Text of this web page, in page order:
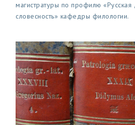
магистратуры по профилю «Русская
словесность» кафедры филологии.